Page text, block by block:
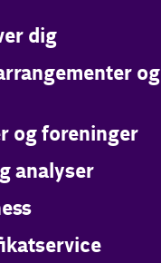
dig
og
og foreninger
analyser